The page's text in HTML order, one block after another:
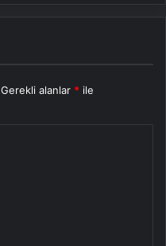
Gerekli alanlar * ile